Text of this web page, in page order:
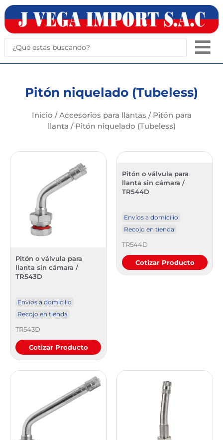
al
contenido
Pitón niquelado (Tubeless)
Inicio /Accesorios para llantas / Pitón para
llanta / Pitón niquelado (Tubeless)
Pitón o válvula para
llanta sin cámara /
TR543D
Envíos a domicilio
Recojo en tienda
TR543D
Cotizar Producto
Pitón o válvula para
llanta sin cámara /
TR544D
Envíos a domicilio
Recojo en tienda
TR544D
Cotizar Producto